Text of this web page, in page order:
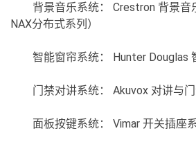
背景音乐系统： Crestron 背景
NAX分布式系列）
智能窗帘系统： Hunter Douglas
门禁对讲系统： Akuvox 对讲与
面板按键系统： Vimar 开关插座